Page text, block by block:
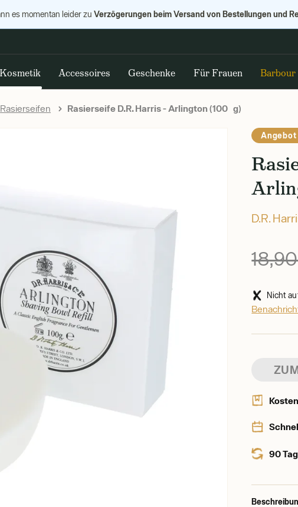
es momentan leider zu Verzögerungen beim Versand von Bestellungen und
Kosmetik Accessoires Geschenke Für Frauen Barbour
Rasierseifen Rasierseife D.R. Harris - Arlington (100 g)
Angebot
D.R.
Nicht
90